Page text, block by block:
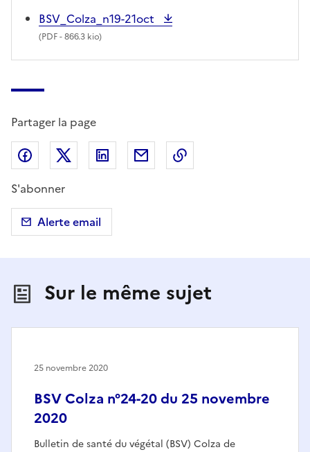
BSV_Colza_n19-21oct
(PDF- 866.3 kio)
Partager la page
Partager sur Facebook
Partager sur X (anciennement Twitter)
Partager sur LinkedIn
Partager par email
S'abonner
Alerte email
Sur le même sujet
BSV Colza n°24-20 du 25 novembre
2020
Bulletin de santé du végétal (BSV) Colza de
25 novembre 2020